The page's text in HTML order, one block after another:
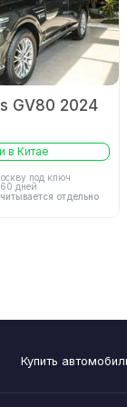
Тип
GV80 2024
в Китае
под ключ
дней
отдельно
Купить